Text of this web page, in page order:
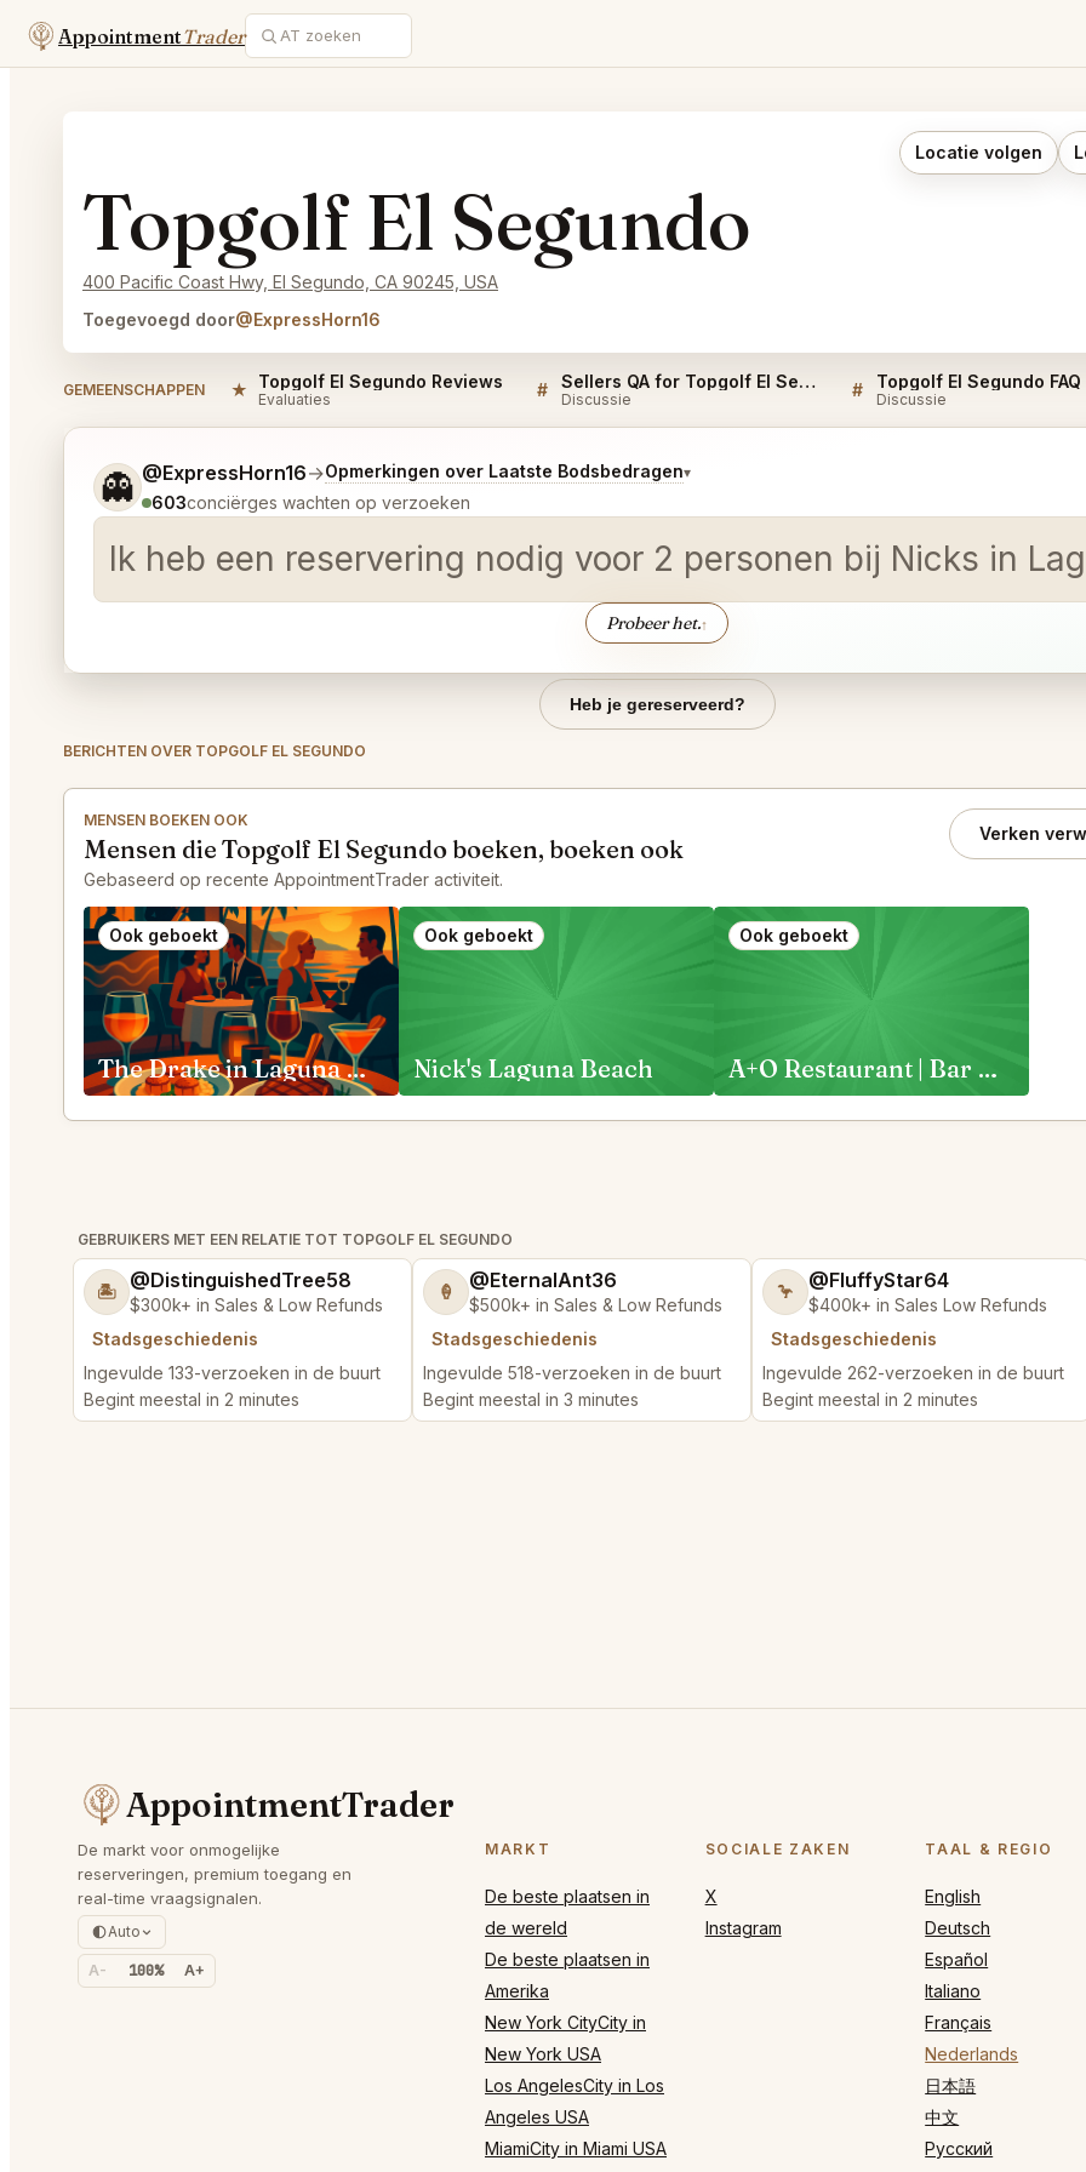
AppointmentTrader
Locatie volgen
Topgolf El Segundo
400 Pacific Coast Hwy, El Segundo, CA 90245, USA
Toegevoegd door@ExpressHorn16
GEMEENSCHAPPEN ★ Topgolf El Segundo Reviews
Evaluaties # Sellers QA for Topgolf El Segundo
Discussie # Topgolf El Segundo FAQ
Discussie
👻 @ExpressHorn16→Opmerkingen over Laatste Bodsbedragen▾
603conciërges wachten op verzoeken
Ik heb een reservering nodig voor 2 personen bij Nicks in
Probeer het.↑
Vertel me wat je wilt.
Heb je gereserveerd?
BERICHTEN OVER TOPGOLF EL SEGUNDO
MENSEN BOEKEN OOK
Mensen die Topgolf El Segundo boeken, boeken ook
Gebaseerd op recente AppointmentTrader activiteit.
Verken
Ook geboekt
The Drake in Laguna Beach
Ook geboekt
Nick's Laguna Beach
Ook geboekt
A+O Restaurant | Bar Newport Beach
GEBRUIKERS MET EEN RELATIE TOT TOPGOLF EL SEGUNDO
🏝️ @DistinguishedTree58
$300k+ in Sales & Low Refunds
Stadsgeschiedenis
Ingevulde 133-verzoeken in de buurt
Begint meestal in 2 minutes
🍦 @EternalAnt36
$500k+ in Sales & Low Refunds
Stadsgeschiedenis
Ingevulde 518-verzoeken in de buurt
Begint meestal in 3 minutes
🦩 @FluffyStar64
$400k+ in Sales Low Refunds
Stadsgeschiedenis
Ingevulde 262-verzoeken in de buurt
Begint meestal in 2 minutes
AppointmentTrader
De markt voor onmogelijke
reserveringen, premium toegang en
real-time vraagsignalen.
Auto
A- 100% A+
MARKT
De beste plaatsen in
de wereld
De beste plaatsen in
Amerika
New York CityCity in
New York USA
Los AngelesCity in Los
Angeles USA
MiamiCity in Miami USA
SOCIALE ZAKEN
X
Instagram
TAAL & REGIO
English
Deutsch
Español
Italiano
Français
Nederlands
日本語
中文
Русский